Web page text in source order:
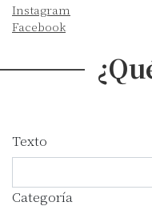
Instagram
Facebook
Texto
Categoría